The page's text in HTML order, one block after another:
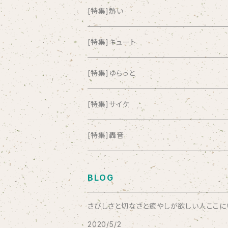
Amia Calva
Amsterdamned
ANYO
And Summer Club
anticlockwise
Aysula
Bad Operation
[特集]熱い
[特集]キュート
[特集]ゆらっと
[特集]サイケ
[特集]轟音
BLOG
さびしさと切なさと癒やしが欲しい人ここ
2020/5/2